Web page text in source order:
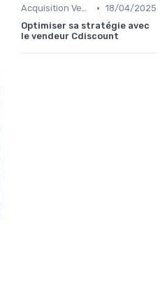
Acquisition Vendeurs • 18/04/2025
Optimiser sa stratégie avec
le vendeur Cdiscount